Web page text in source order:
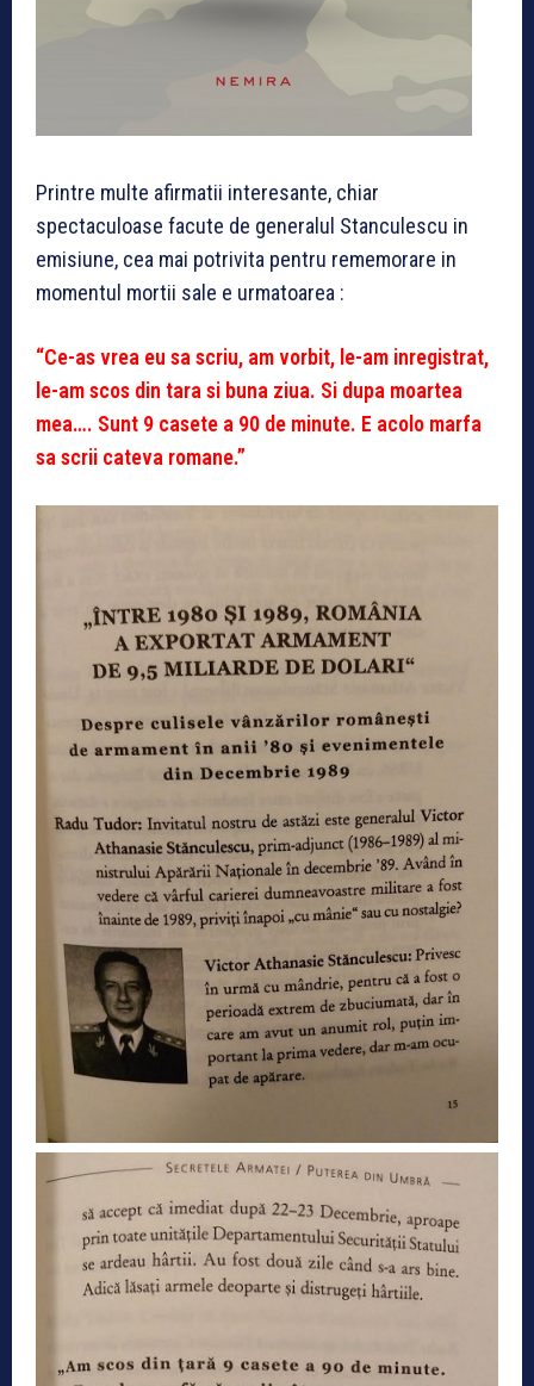
Printre multe afirmatii interesante, chiar
spectaculoase facute de generalul Stanculescu in
emisiune, cea mai potrivita pentru rememorare in
momentul mortii sale e urmatoarea :
“Ce-as vrea eu sa scriu, am vorbit, le-am inregistrat,
le-am scos din tara si buna ziua. Si dupa moartea
mea…. Sunt 9 casete a 90 de minute. E acolo marfa
sa scrii cateva romane.”